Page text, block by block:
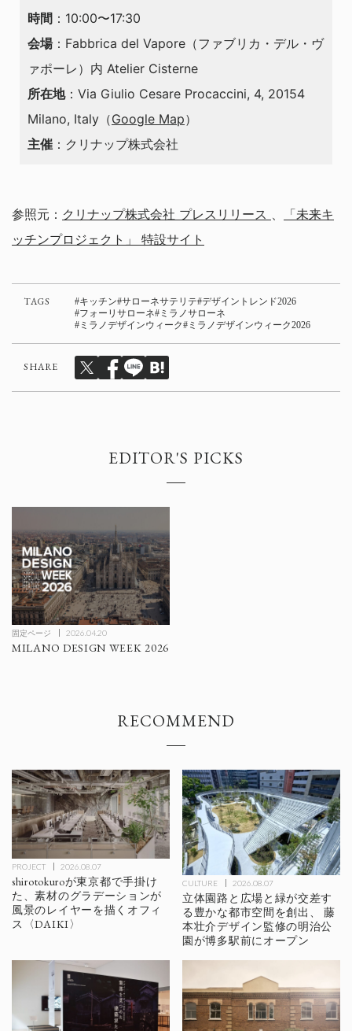
時間 ：10:00〜17:30
会場：Fabbrica del Vapore（ファブリカ・デル・ヴ
ァポーレ）内 Atelier Cisterne
所在地：Via Giulio Cesare Procaccini, 4, 20154
Milano, Italy（Google Map）
主催 ：クリナップ株式会社
参照元： クリナップ株式会社 プレスリリース
「未来キ
ッチンプロジェクト」 特設サイト
TAGS キッチン サローネサテリテ デザイントレンド2026
フォーリサローネ
ミラノサローネ
ミラノデザインウィーク
ミラノデザインウィーク2026
SHARE
EDITOR'S PICKS
固定ページ 2026.04.20
MILANO DESIGN WEEK 2026
RECOMMEND
PROJECT 2026.08.07
shirotokuroが東京都で手掛け
た、素材のグラデーションが
風景のレイヤーを描くオフィ
ス〈DAIKI〉
CULTURE 2026.08.07
立体園路と広場と緑が交差す
る豊かな都市空間を創出、 藤
本壮介デザイン監修の明治公
園が博多駅前にオープン